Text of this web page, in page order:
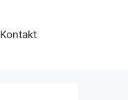
Kontakt